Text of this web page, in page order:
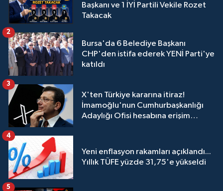
Başkanı ve 1 İYİ Partili Vekile Rozet
Takacak
Bursa'da 6 Belediye Başkanı
CHP'den istifa ederek YENİ Parti'ye
katıldı
2
X'ten Türkiye kararına itiraz!
İmamoğlu'nun Cumhurbaşkanlığı
Adaylığı Ofisi hesabına erişim
3
Yeni enflasyon rakamları açıklandı...
Yıllık TÜFE yüzde 31,75'e yükseldi
4
5